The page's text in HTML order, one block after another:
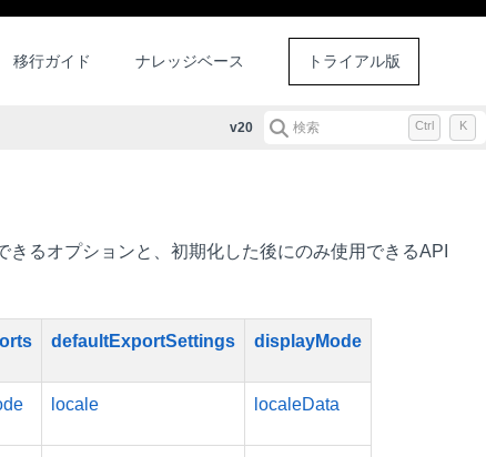
移行ガイド ナレッジベース トライアル版
v20 検索 Ctrl K
るオプションと、初期化した後にのみ使用できるAPI
defaultExportSettings displayMode
locale localeData